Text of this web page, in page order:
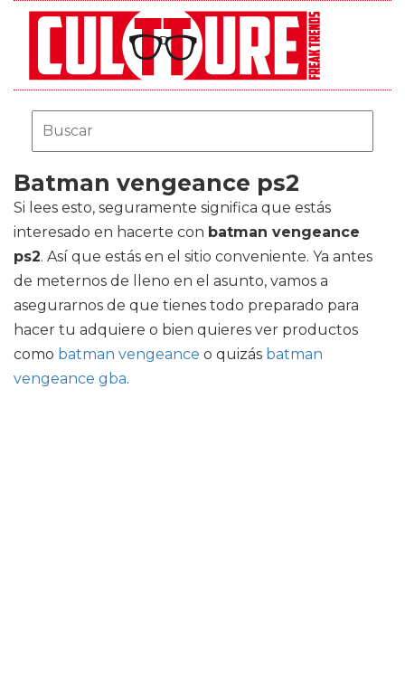
Batman vengeance ps2
Si lees esto, seguramente significa que estás
interesado en hacerte con batman vengeance
ps2. Así que estás en el sitio conveniente. Ya antes
de meternos de lleno en el asunto, vamos a
asegurarnos de que tienes todo preparado para
hacer tu adquiere o bien quieres ver productos
como batman vengeance o quizás batman
vengeance gba.